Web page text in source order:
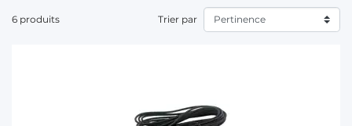
6 produits Trier par